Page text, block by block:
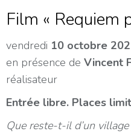
Film « Requiem
vendredi 10 octobre
en présence de Vincent
réalisateur
Entrée libre. Places
Que reste-t-il d’un